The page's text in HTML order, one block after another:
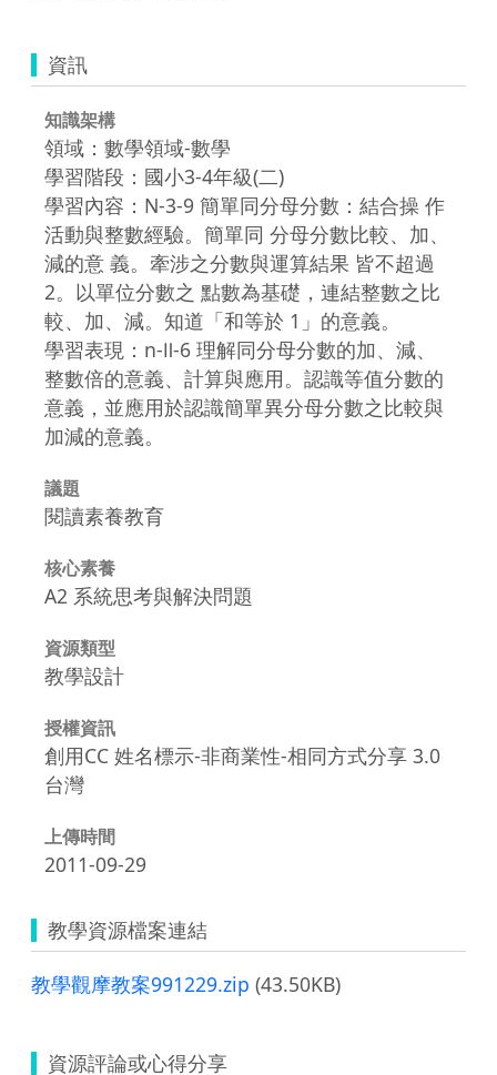
資訊
知識架構
領域：數學領域-數學
學習階段：國小3-4年級(二)
學習內容：N-3-9 簡單同分母分數：結合操 作
活動與整數經驗。簡單同 分母分數比較、加、
減的意 義。牽涉之分數與運算結果 皆不超過
2。以單位分數之 點數為基礎，連結整數之比
較、加、減。知道「和等於 1」的意義。
學習表現：n-Ⅱ-6 理解同分母分數的加、減、
整數倍的意義、計算與應用。認識等值分數的
意義，並應用於認識簡單異分母分數之比較與
加減的意義。
議題
閱讀素養教育
核心素養
A2 系統思考與解決問題
資源類型
教學設計
授權資訊
創用CC 姓名標示-非商業性-相同方式分享 3.0
台灣
上傳時間
2011-09-29
教學資源檔案連結
教學觀摩教案991229.zip (43.50KB)
資源評論或心得分享